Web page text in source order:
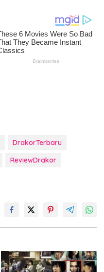
DrakorTerbaru
ReviewDrakor